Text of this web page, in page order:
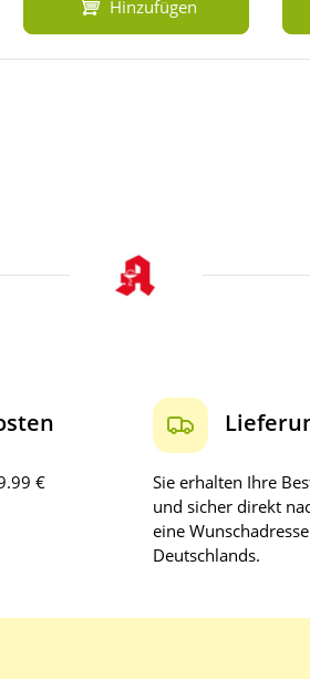
Hinzufügen
€
Sie erhalten Ihre
und sicher direkt
eine
Deutschlands.